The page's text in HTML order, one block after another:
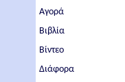
Αγορά
Βιβλία
Βίντεο
Διάφορα